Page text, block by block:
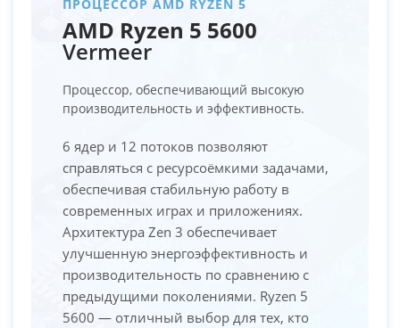
ПРОЦЕССОР AMD RYZEN 5
AMD Ryzen 5 5600
Vermeer
Процессор, обеспечивающий высокую
производительность и эффективность.
6 ядер и 12 потоков позволяют
справляться с ресурсоёмкими задачами,
обеспечивая стабильную работу в
современных играх и приложениях.
Архитектура Zen 3 обеспечивает
улучшенную энергоэффективность и
производительность по сравнению с
предыдущими поколениями. Ryzen 5
5600 — отличный выбор для тех, кто